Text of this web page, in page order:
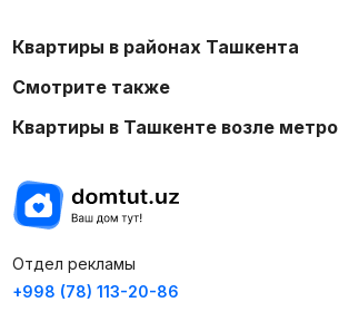
Квартиры в районах Ташкента
Смотрите также
Квартиры в Ташкенте возле метро
Отдел рекламы
+998 (78) 113-20-86